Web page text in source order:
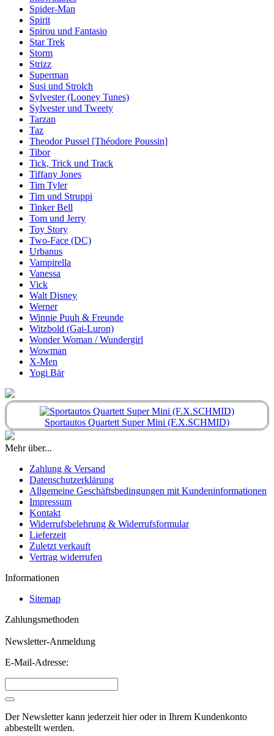
Spider-Man
Spirit
Spirou und Fantasio
Star Trek
Storm
Strizz
Superman
Susi und Strolch
Sylvester (Looney Tunes)
Sylvester und Tweety
Tarzan
Taz
Theodor Pussel [Théodore Poussin]
Tibor
Tick, Trick und Track
Tiffany Jones
Tim Tyler
Tim und Struppi
Tinker Bell
Tom und Jerry
Toy Story
Two-Face (DC)
Urbanus
Vampirella
Vanessa
Vick
Walt Disney
Werner
Winnie Puuh & Freunde
Witzbold (Gai-Luron)
Wonder Woman / Wundergirl
Wowman
X-Men
Yogi Bär
Sportautos Quartett Super Mini (F.X.SCHMID)
Mehr über...
Zahlung & Versand
Datenschutzerklärung
Allgemeine Geschäftsbedingungen mit Kundeninformationen
Impressum
Kontakt
Widerrufsbelehrung & Widerrufsformular
Lieferzeit
Zuletzt verkauft
Vertrag widerrufen
Informationen
Sitemap
Zahlungsmethoden
Newsletter-Anmeldung
E-Mail-Adresse:
Der Newsletter kann jederzeit hier oder in Ihrem Kundenkonto
abbestellt werden.